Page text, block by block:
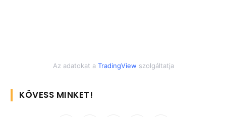
Az adatokat a TradingView szolgáltatja
KÖVESS MINKET!